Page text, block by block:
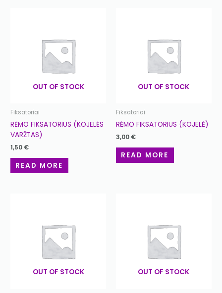
OUT OF STOCK
Fiksatoriai
RĖMO FIKSATORIUS (KOJELĖS
VARŽTAS)
1,50 €
READ MORE
OUT OF STOCK
Fiksatoriai
RĖMO FIKSATORIUS (KOJELĖ)
3,00 €
READ MORE
OUT OF STOCK OUT OF STOCK